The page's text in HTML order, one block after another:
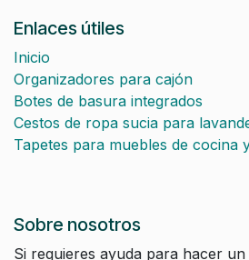
Enlaces útiles
Inicio
Organizadores para cajón
Botes de basura integrados
Cestos de ropa sucia para
Tapetes para muebles de cocina
Sobre nosotros
Si requieres ayuda para hacer